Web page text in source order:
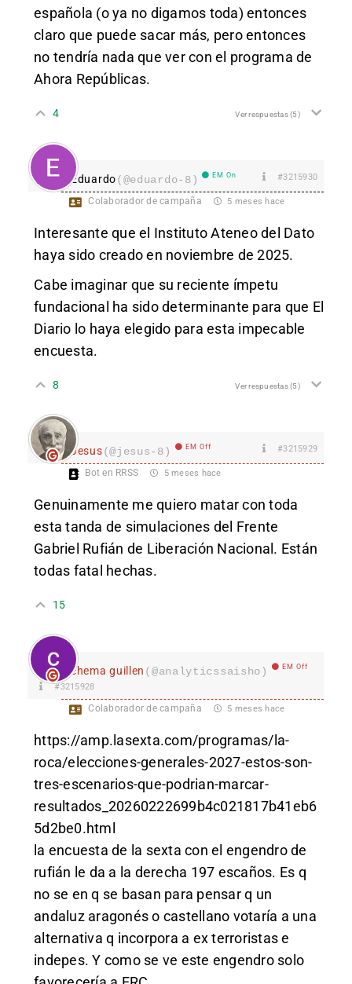
española (o ya no digamos toda) entonces
claro que puede sacar más, pero entonces
no tendría nada que ver con el programa de
Ahora Repúblicas.
4 Ver respuestas(5)
Eduardo(@eduardo-8) EM On #3215930
Colaborador de campaña 5 meses hace
Interesante que el Instituto Ateneo del Dato
haya sido creado en noviembre de 2025.
Cabe imaginar que su reciente ímpetu
fundacional ha sido determinante para que El
Diario lo haya elegido para esta impecable
encuesta.
8 Ver respuestas(5)
Jesus(@jesus-8) EM Off #3215929
Bot en RRSS 5 meses hace
Genuinamente me quiero matar con toda
esta tanda de simulaciones del Frente
Gabriel Rufián de Liberación Nacional. Están
todas fatal hechas.
15
chema guillen (@analyticssaisho) EM Off
#3215928
Colaborador de campaña 5 meses hace
https://amp.lasexta.com/programas/la-
roca/elecciones-generales-2027-estos-son-
tres-escenarios-que-podrian-marcar-
resultados_20260222699b4c021817b41eb6
5d2be0.html
la encuesta de la sexta con el engendro de
rufián le da a la derecha 197 escaños. Es q
no se en q se basan para pensar q un
andaluz aragonés o castellano votaría a una
alternativa q incorpora a ex terroristas e
indepes. Y como se ve este engendro solo